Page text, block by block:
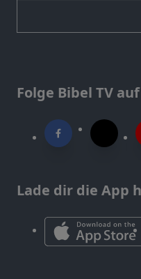
Folge Bibel TV
Lade dir die App